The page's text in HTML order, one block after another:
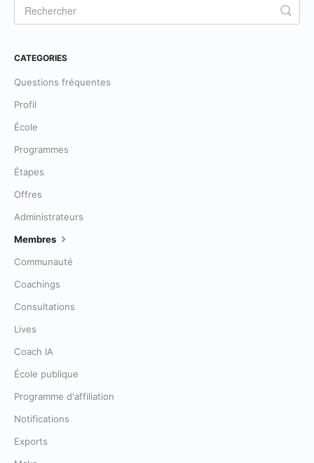
CATEGORIES
Questions fréquentes
Profil
École
Programmes
Étapes
Offres
Administrateurs
Membres
Communauté
Coachings
Consultations
Lives
Coach IA
École publique
Programme d'affiliation
Notifications
Exports